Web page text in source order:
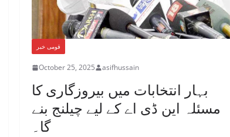
قومی خبر
October 25, 2025 asifhussain
بہار انتخابات میں بیروزگاری کا
مسئلہ این ڈی اے کے لیے چیلنج بنے
گا۔